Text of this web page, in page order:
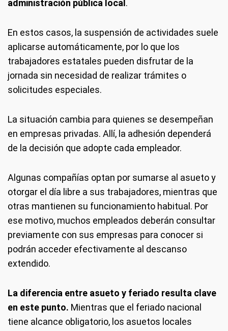
administración pública local .
En estos casos, la suspensión de actividades suele
aplicarse automáticamente, por lo que los
trabajadores estatales pueden disfrutar de la
jornada sin necesidad de realizar trámites o
solicitudes especiales.
La situación cambia para quienes se desempeñan
en empresas privadas. Allí, la adhesión dependerá
de la decisión que adopte cada empleador.
Algunas compañías optan por sumarse al asueto y
otorgar el día libre a sus trabajadores, mientras que
otras mantienen su funcionamiento habitual. Por
ese motivo, muchos empleados deberán consultar
previamente con sus empresas para conocer si
podrán acceder efectivamente al descanso
extendido.
La diferencia entre asueto y feriado resulta clave
en este punto. Mientras que el feriado nacional
tiene alcance obligatorio, los asuetos locales